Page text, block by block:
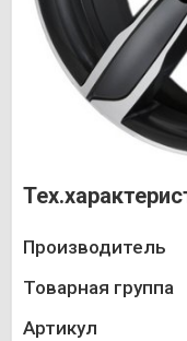
Производитель
Товарная группа
Артикул